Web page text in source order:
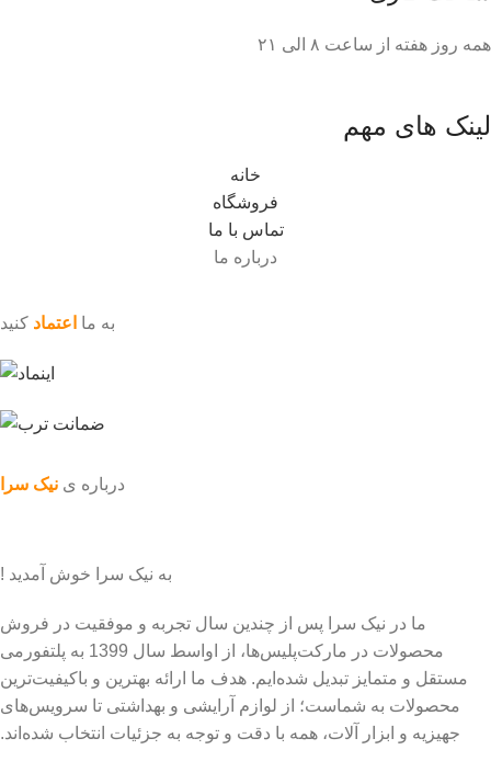
همه روز هفته از ساعت ٨ الی ۲۱
لینک های مهم
خانه
فروشگاه
تماس با ما
درباره ما
درباره ی نیک سرا
به نیک سرا خوش آمدید !
ما در نیک سرا پس از چندین سال تجربه و موفقیت در فروش
محصولات در مارکت‌پلیس‌ها، از اواسط سال 1399 به پلتفورمی
مستقل و متمایز تبدیل شده‌ایم. هدف ما ارائه بهترین و باکیفیت‌ترین
محصولات به شماست؛ از لوازم آرایشی و بهداشتی تا سرویس‌های
جهیزیه و ابزار آلات، همه با دقت و توجه به جزئیات انتخاب شده‌اند.
به ما اعتماد کنید